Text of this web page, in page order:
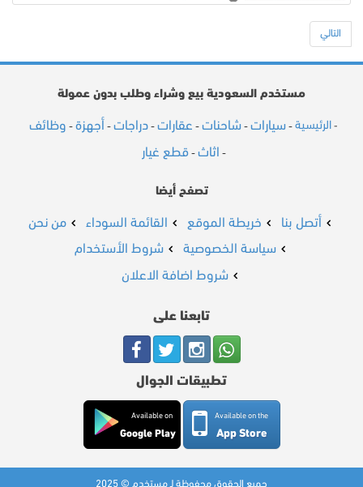
التالي
مستخدم السعودية بيع وشراء وطلب بدون عمولة
- الرئيسية - سيارات - شاحنات - عقارات - دراجات - أجهزة - وظائف
- اثاث -قطع غيار
تصفح أيضا
أتصل بنا خريطة الموقع القائمة السوداء
من نحن
سياسة الخصوصية
شروط الأستخدام
شروط اضافة الاعلان
تابعنا على
تطبيقات الجوال
Available on the
App Store
Available on
Google Play
جميع الحقوق محفوظة لـ مستخدم © 2025